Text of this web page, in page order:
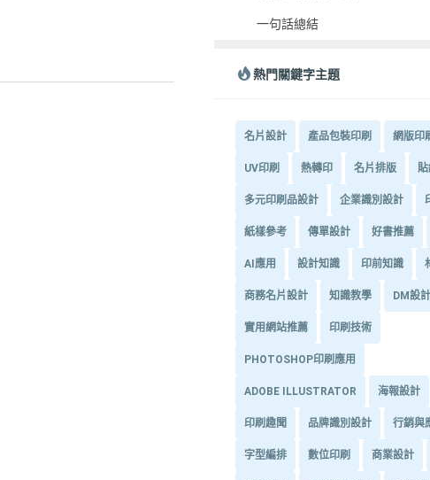
一句話總結
熱門關鍵字主題
名片設計 產品包裝印刷 網版印
UV印刷 熱轉印 名片排版
多元印刷品設計 企業識別設計
紙樣參考 傳單設計 好書推薦
AI應用 設計知識 印前知識
商務名片設計 知識教學 DM設計
實用網站推薦 印刷技術
PHOTOSHOP印刷應用
ADOBE ILLUSTRATOR 海報設計
印刷趣聞 品牌識別設計 行銷與
字型編排 數位印刷 商業設計